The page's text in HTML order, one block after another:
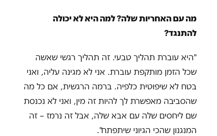
מה עם האחריות שלה? למה היא לא יכולה
להתנגד?
"היא עוברת תהליך טבעי. זה תהליך רגשי שאשה
שכל הזמן מותקפת עוברת. אני לא מגינה עליה, ואני
בטח לא שיפוטית כלפיה. ברמה הרגשית, אם כל מה
שהסביבה מאפשרת לך להיות זה מין, ואני לא נכנסת
שם ליחסים שלה עם אבא שלה, אבל זה נרמז – זה
המנגנון שהכי הגיוני שיתפתח".